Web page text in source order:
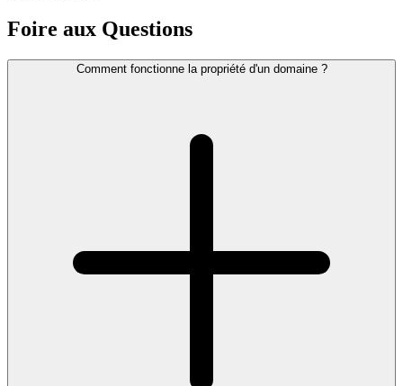
Foire aux Questions
Comment fonctionne la propriété d'un domaine ?